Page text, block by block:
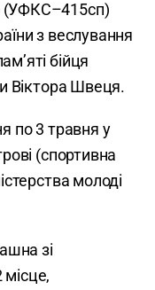
(УФКС–415сп)
з веслування
бійця
Віктора Швеця.
по 3 травня у
(спортивна
молоді
зі